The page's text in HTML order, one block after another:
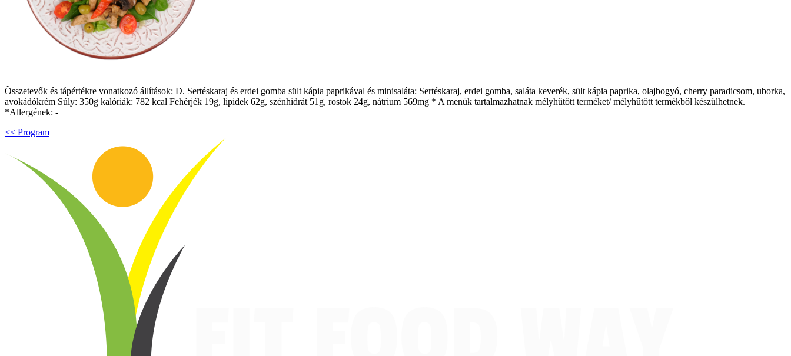
Összetevők és tápértékre vonatkozó állítások: D. Sertéskaraj és erdei gomba sült kápia paprikával és minisaláta: Sertéskaraj, erdei gomba, saláta keverék, sült kápia paprika, olajbogyó, cherry paradicsom, uborka,
avokádókrém Súly: 350g kalóriák: 782 kcal Fehérjék 19g, lipidek 62g, szénhidrát 51g, rostok 24g, nátrium 569mg * A menük tartalmazhatnak mélyhűtött terméket/ mélyhűtött termékből készülhetnek.
*Allergének: -
<< Program